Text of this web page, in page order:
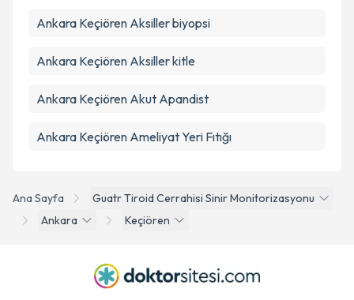
Ana Sayfa
Guatr Tiroid Cerrahisi Sinir Monitorizasyonu
Ankara
Keçiören
Ankara Keçiören Aksiller biyopsi
Ankara Keçiören Aksiller kitle
Ankara Keçiören Akut Apandist
Ankara Keçiören Ameliyat Yeri Fıtığı